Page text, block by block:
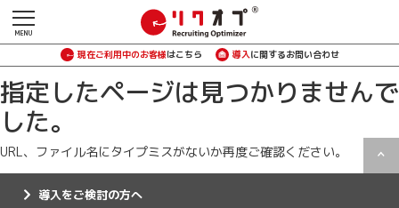
現在ご利用中のお客様はこちら 導入に関するお問い合わせ
指定したページは見つかりませんで
した。
URL、ファイル名にタイプミスがないか再度ご確認ください。
導入をご検討の方へ